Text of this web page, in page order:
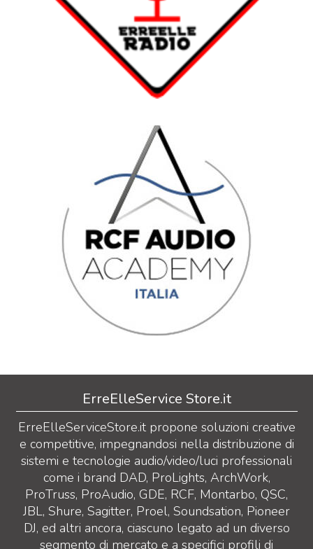
ErreElleService Store.it
ErreElleServiceStore.it propone soluzioni creative
e competitive, impegnandosi nella distribuzione di
sistemi e tecnologie audio/video/luci professionali
come i brand DAD, ProLights, ArchWork,
ProTruss, ProAudio, GDE, RCF, Montarbo, QSC,
JBL, Shure, Sagitter, Proel, Soundsation, Pioneer
DJ, ed altri ancora, ciascuno legato ad un diverso
segmento di mercato e a specifici profili di